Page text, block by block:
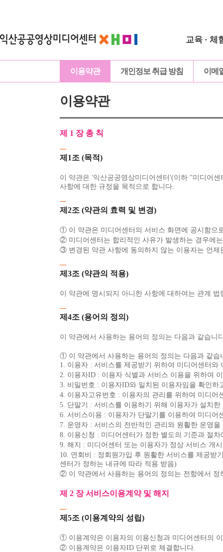
교육 · 체
이용약관 개인정보 취급 방침 이메
이용약관
제 1 장 총 칙
제1조 (목적)
이 약관은 '익산공공영상미디어센터'(이하 "미디어
사항에 대한 규정을 목적으로 합니다.
제2조 (약관의 효력 및 변경)
① 이 약관은 미디어센터의 서비스 화면에 공시함으
② 미디어센터는 합리적인 사유가 발생하는 경우에
③ 변경된 약관 사항에 동의하지 않는 이용자는 언
제3조 (약관의 적용)
이 약관에 명시되지 아니한 사항에 대하여는 관계
제4조 (용어의 정의)
이 약관에서 사용하는 용어의 정의는 다음과 같습니
① 이 약관에서 사용하는 용어의 정의는 다음과 같습
1. 이용자 : 서비스를 제공받기 위하여 미디어센터와
2. 이용자ID : 이용자 식별과 서비스 이용을 위하여
3. 비밀번호 : 이용자ID와 일치된 이용자임을 확인
4. 이용자고유번호 : 이용자의 관리를 위하여 미디
5. 단말기 : 서비스를 이용하기 위해 이용자가 설치
6. 서비스이용 : 이용자가 단말기를 이용하여 미디
7. 운영자 : 서비스의 전반적인 관리와 원활한 운영
8. 이용신청 : 미디어센터가 정한 별도의 기준과 절
9. 해지 : 미디어센터 또는 이용자가 정상 서비스 개
10. 연회비 : 정회원가입 후 원활한 서비스를 제공받
센터가 정하는 내규에 따라 적용 받음)
② 이 약관에서 사용하는 용어의 정의는 전항에서
제 2 장 서비스이용계약 및 해지
제5조 (이용계약의 성립)
① 이용계약은 이용자의 이용신청과 미디어센터의
② 이용계약은 이용자ID 단위로 체결합니다.